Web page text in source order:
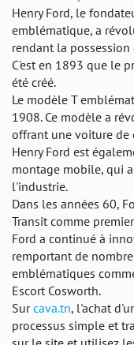
Henry Ford, le
emblématique, a
rendant la
C'est en 1893 que le
été créé.
Le modèle T
1908. Ce modèle a
offrant une voiture de
Henry Ford est
montage mobile, qui
l'industrie.
Dans les années 60,
Transit comme
Ford a continué à
remportant de
emblématiques
Escort Cosworth.
Surcava.tn, l'achat
processus simple et